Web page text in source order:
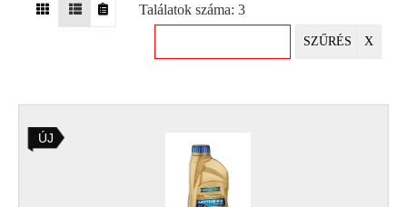
EGYÉB
INFO
TELEFONOS
Találatok száma: 3
SZŰRÉS X
ÚJ